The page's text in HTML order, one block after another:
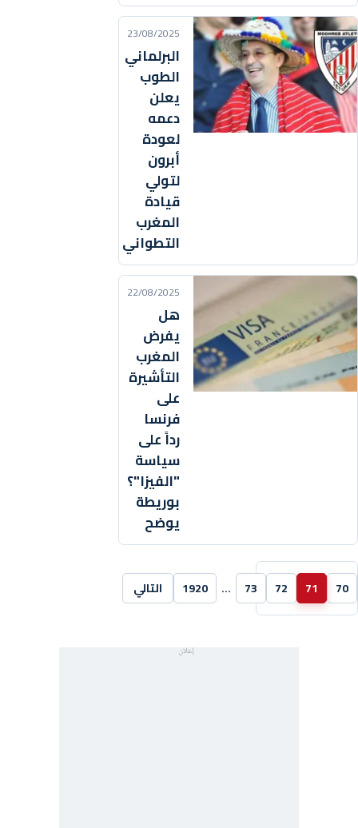
23/08/2025
البرلماني
الطوب
يعلن
دعمه
لعودة
أبرون
لتولي
قيادة
المغرب
التطواني
22/08/2025
هل
يفرض
المغرب
التأشيرة
على
فرنسا
رداً على
سياسة
"الفيزا"؟
بوريطة
يوضح
70
71
72
73
…
1920 التالي